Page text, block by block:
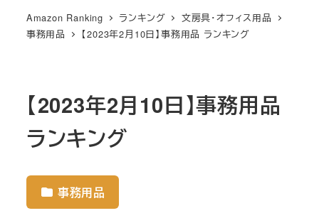
Amazon Ranking ランキング
文房具・オフィス用品
事務用品
【2023年2月10日】事務用品 ランキング
【2023年2月10日】事務用品
ランキング
事務用品